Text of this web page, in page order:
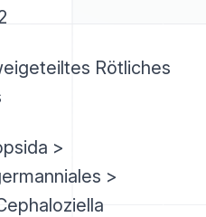
Rötliches
>
>